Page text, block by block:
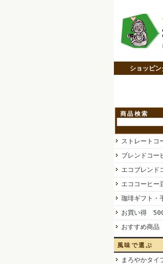
ショッピ
商品検索
ストレートコ
ブレンドコー
エコブレンド
エココーヒー
珈琲ギフト・
お買い得
おすすめ商品
風味で選ぶ
まろやかタイ